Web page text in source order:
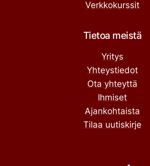
Verkkokurssit
Tietoa meistä
Yritys
Yhteystiedot
Ota yhteyttä
Ihmiset
Ajankohtaista
Tilaa uutiskirje